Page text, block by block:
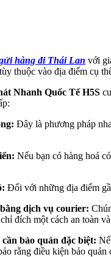
hàng đi Thái Lan với
thuộc vào địa điểm cụ
Nhanh Quốc Tế H5S
Đây là phương pháp
Nếu bạn có hàng hoá
Đối với những địa điểm
dịch vụ courier:
đích một cách an toàn
bảo quản đặc biệt:
rằng điều kiện bảo